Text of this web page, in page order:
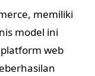
memiliki
model ini
web